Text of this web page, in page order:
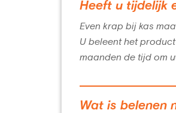
Heeft u tijdelijk
Even krap bij kas
U beleent het
maanden de tijd om
Wat is belenen